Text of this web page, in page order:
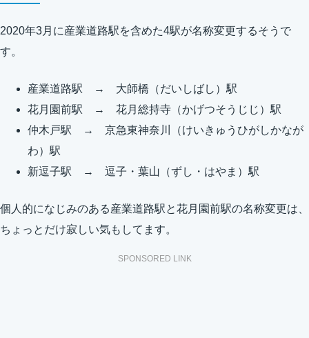
2020年3月に産業道路駅を含めた4駅が名称変更するそうで
す。
産業道路駅 → 大師橋（だいしばし）駅
花月園前駅 → 花月総持寺（かげつそうじじ）駅
仲木戸駅 → 京急東神奈川（けいきゅうひがしかなが
わ）駅
新逗子駅 → 逗子・葉山（ずし・はやま）駅
個人的になじみのある産業道路駅と花月園前駅の名称変更は、
ちょっとだけ寂しい気もしてます。
SPONSORED LINK